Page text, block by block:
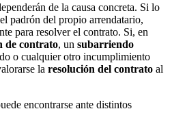
de la causa concreta. Si lo
padrón del propio arrendatario,
para resolver el contrato. Si, en
de contrato, un subarriendo
o cualquier otro incumplimiento
la resolución del contrato al
encontrarse ante distintos